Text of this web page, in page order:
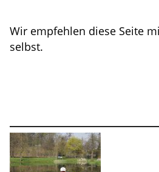
Wir empfehlen diese Seite
selbst.